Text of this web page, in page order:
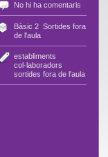
No hi ha comentaris
Bàsic 2, Sortides fora
de l'aula
establiments
col·laboradors
sortides fora de l'aula